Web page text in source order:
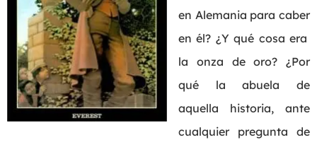
en Alemania para caber
en él? ¿Y qué cosa era
la onza de oro? ¿Por
qué la abuela de
aquella historia, ante
cualquier pregunta de